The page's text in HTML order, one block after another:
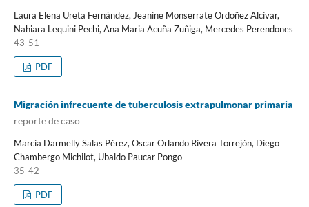
Laura Elena Ureta Fernández, Jeanine Monserrate Ordoñez Alcívar,
Nahiara Lequini Pechi, Ana Maria Acuña Zuñiga, Mercedes Perendones
43-51
PDF
Migración infrecuente de tuberculosis extrapulmonar primaria
reporte de caso
Marcia Darmelly Salas Pérez, Oscar Orlando Rivera Torrejón, Diego
Chambergo Michilot, Ubaldo Paucar Pongo
35-42
PDF